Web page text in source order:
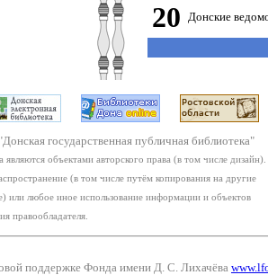
20 Донские
государственная публичная библиотека"
объектами авторского права (в том числе дизайн).
(в том числе путём копирования на другие
или любое иное использование информации и объектов
правообладателя.
поддержке Фонда имени Д. С. Лихачёва